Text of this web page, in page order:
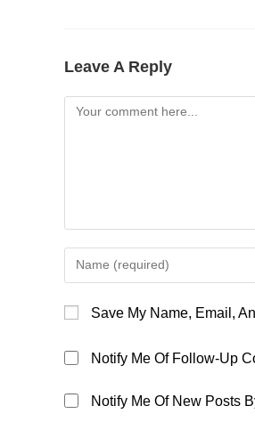
Leave A Reply
Comment
Enter
Your
Or
To
Comment
Save My Name, Email,
Notify Me Of Follow-Up
Notify Me Of New Posts